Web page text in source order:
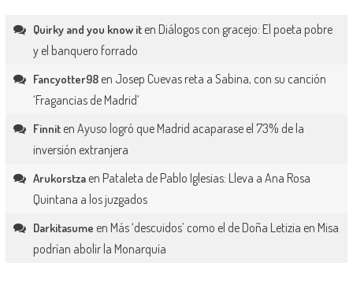
Quirky and you know iten Diálogos con gracejo: El poeta pobre
y el banquero forrado
Fancyotter98en Josep Cuevas reta a Sabina, con su canción
‘Fragancias de Madrid’
Finniten Ayuso logró que Madrid acaparase el 73% de la
inversión extranjera
Arukorstzaen Pataleta de Pablo Iglesias: Lleva a Ana Rosa
Quintana a los juzgados
Darkitasume en Más ‘descuidos’ como el de Doña Letizia en Misa
podrían abolir la Monarquía